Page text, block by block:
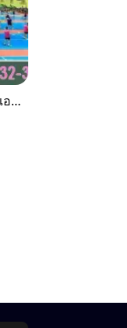
S W คอร์ทสนามแบดมินตัน ติดแอร์ย่านบางบัวทอง